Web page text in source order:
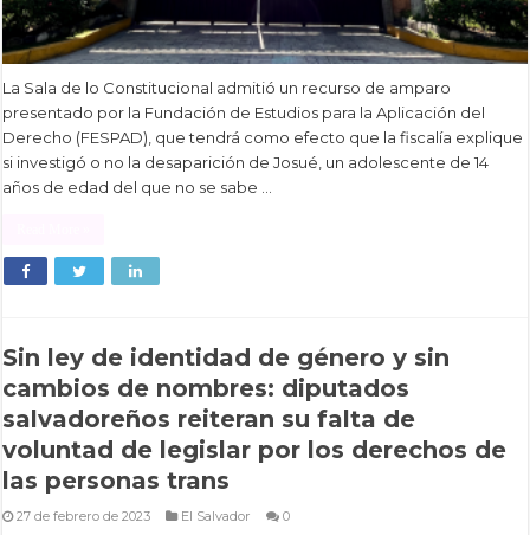
La Sala de lo Constitucional admitió un recurso de amparo
presentado por la Fundación de Estudios para la Aplicación del
Derecho (FESPAD), que tendrá como efecto que la fiscalía explique
si investigó o no la desaparición de Josué, un adolescente de 14
años de edad del que no se sabe …
Sin ley de identidad de género y sin
cambios de nombres: diputados
salvadoreños reiteran su falta de
voluntad de legislar por los derechos de
las personas trans
27 de febrero de 2023 El Salvador 0